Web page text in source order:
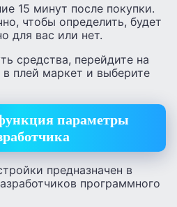
15 минут после покупки.
чтобы определить, будет
для вас или нет.
средства, перейдите на
плей маркет и выберите
параметры
предназначен в
программного